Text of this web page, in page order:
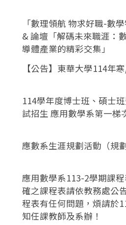
「數理領航 物求好職-數
& 論壇「解碼未來職涯：
導體產業的精彩交集」
【公告】東華大學114年
114學年度博士班、碩士
試招生 應用數學系第一梯
應數系生涯規劃活動（規
應用數學系113-2學期課
確之課程表請依教務處公
程表有任何問題，煩請於
知任課教師及系辦！